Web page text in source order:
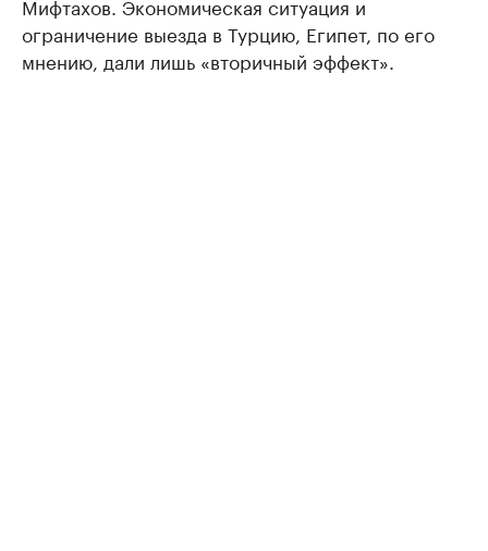
ограничение выезда в Турцию, Египет, по его
мнению, дали лишь «вторичный эффект».